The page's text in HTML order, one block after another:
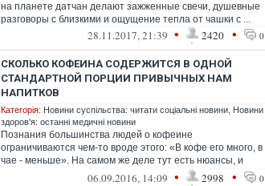
на планете датчан делают зажженные свечи, душевные
разговоры с близкими и ощущение тепла от чашки с ...
28.11.2017, 21:39 • 2420 • 0
СКОЛЬКО КОФЕИНА СОДЕРЖИТСЯ В ОДНОЙ
СТАНДАРТНОЙ ПОРЦИИ ПРИВЫЧНЫХ НАМ
НАПИТКОВ
Категорія: Новини суспільства: читати соціальні новини Новини
здоров'я: останні медичні новини
Познания большинства людей о кофеине
ограничиваются чем-то вроде этого: «В кофе его много, в
чае - меньше». На самом же деле тут есть нюансы, и
06.09.2016, 14:09 • 2998 • 0